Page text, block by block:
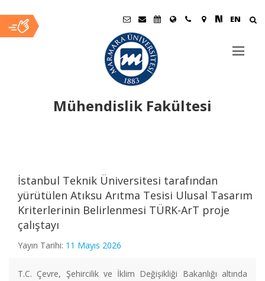
EN
Mühendislik Fakültesi
İçerik
İstanbul Teknik Üniversitesi tarafından
yürütülen Atıksu Arıtma Tesisi Ulusal Tasarım
Kriterlerinin Belirlenmesi TÜRK-ArT proje
çalıştayı
Yayın Tarihi: 11 Mayıs 2026
T.C. Çevre, Şehircilik ve İklim Değişikliği Bakanlığı altında